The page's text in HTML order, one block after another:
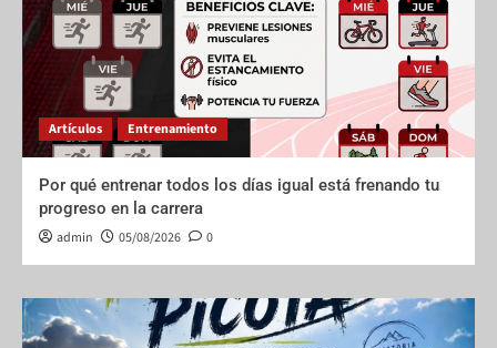
Artículos Entrenamiento
Por qué entrenar todos los días igual está frenando tu
progreso en la carrera
admin 05/08/2026 0